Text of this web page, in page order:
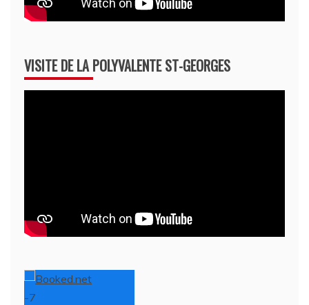
VISITE DE LA POLYVALENTE ST-GEORGES
-7